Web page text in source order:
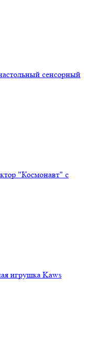
сенсорный
"Космонавт" с
игрушка Kaws